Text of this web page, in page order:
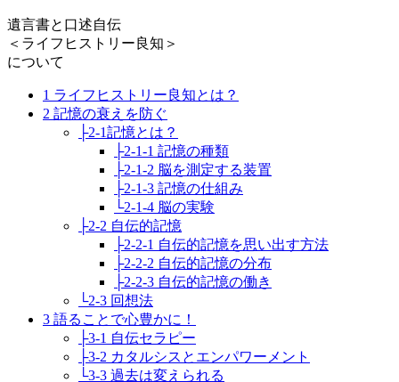
遺言書と口述自伝
＜ライフヒストリー良知＞
について
1 ライフヒストリー良知とは？
2 記憶の衰えを防ぐ
├2-1記憶とは？
├2-1-1 記憶の種類
├2-1-2 脳を測定する装置
├2-1-3 記憶の仕組み
└2-1-4 脳の実験
├2-2 自伝的記憶
├2-2-1 自伝的記憶を思い出す方法
├2-2-2 自伝的記憶の分布
├2-2-3 自伝的記憶の働き
└2-3 回想法
3 語ることで心豊かに！
├3-1 自伝セラピー
├3-2 カタルシスとエンパワーメント
└3-3 過去は変えられる